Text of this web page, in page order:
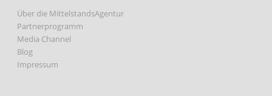
Über die MittelstandsAgentur
Partnerprogramm
Media Channel
Blog
Impressum